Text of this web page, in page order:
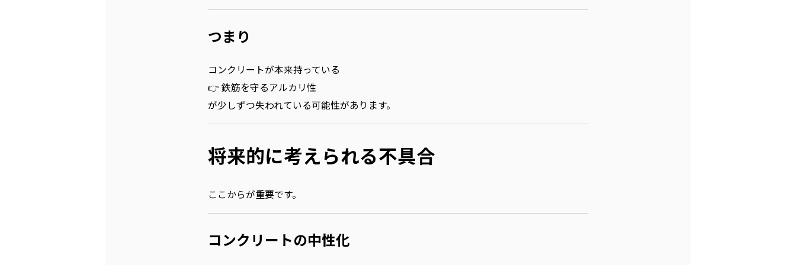
つまり
コンクリートが本来持っている
👉 鉄筋を守るアルカリ性
が少しずつ失われている可能性があります。
将来的に考えられる不具合
ここからが重要です。
コンクリートの中性化